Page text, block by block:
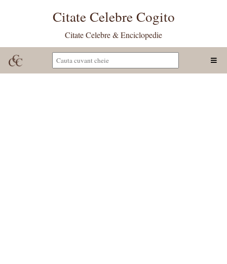
Citate Celebre Cogito
Citate Celebre & Enciclopedie